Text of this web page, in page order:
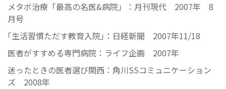
メタボ治療「最高の名医&病院」：月刊現代 2007年 8
月号
｢生活習慣ただす教育入院｣：日経新聞 2007年11/18
医者がすすめる専門病院：ライフ企画 2007年
迷ったときの医者選び関西：角川SSコミュニケーション
ズ 2008年